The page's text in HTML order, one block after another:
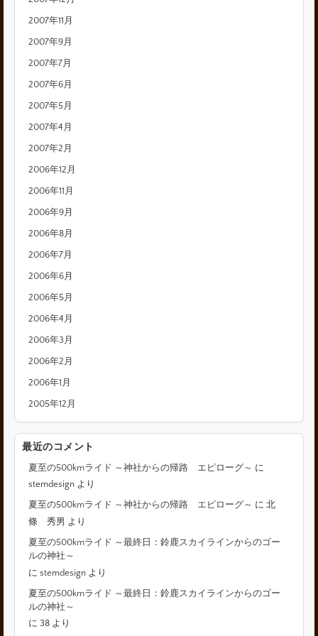
2007年11月
2007年9月
2007年7月
2007年6月
2007年5月
2007年4月
2007年2月
2006年12月
2006年11月
2006年9月
2006年8月
2006年7月
2006年6月
2006年5月
2006年4月
2006年3月
2006年2月
2006年1月
2005年12月
最近のコメント
夏至の500kmライド ～神社からの帰路 エピローグ～ に
stemdesign より
夏至の500kmライド ～神社からの帰路 エピローグ～ に北
條 秀男 より
夏至の500kmライド ～最終日：鈴鹿スカイラインからのゴー
ルの神社～
にstemdesign より
夏至の500kmライド ～最終日：鈴鹿スカイラインからのゴー
ルの神社～
に38 より